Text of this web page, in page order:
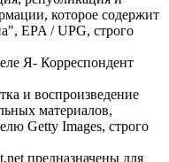
которое содержит
EPA / UPG, строго
Я- Корреспондент
и воспроизведение
материалов,
Getty Images, строго
предназначены для